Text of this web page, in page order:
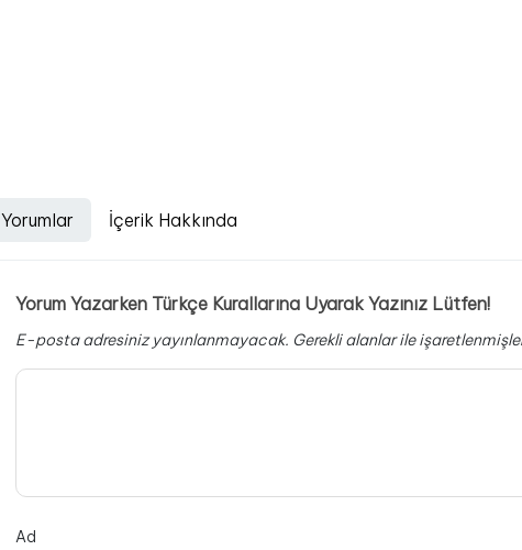
Yorumlar İçerik Hakkında
Yorum Yazarken Türkçe Kurallarına Uyarak Yazınız Lütfen!
E-posta adresiniz yayınlanmayacak. Gerekli alanlarile
Ad